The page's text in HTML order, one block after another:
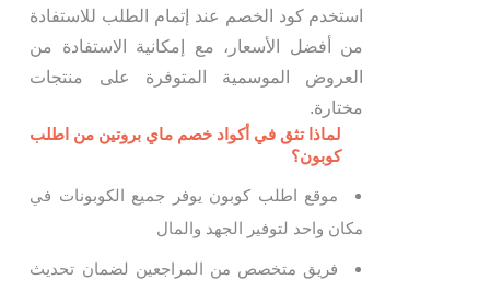
استخدم كود الخصم عند إتمام الطلب للاستفادة
من أفضل الأسعار، مع إمكانية الاستفادة من
العروض الموسمية المتوفرة على منتجات
مختارة.
لماذا تثق في أكواد خصم ماي بروتين من اطلب
كوبون؟
موقع اطلب كوبون يوفر جميع الكوبونات في
مكان واحد لتوفير الجهد والمال
فريق متخصص من المراجعين لضمان تحديث